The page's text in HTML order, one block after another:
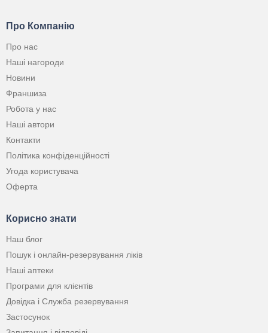
Про Компанію
Про нас
Наші нагороди
Новини
Франшиза
Робота у нас
Наші автори
Контакти
Політика конфіденційності
Угода користувача
Оферта
Корисно знати
Наш блог
Пошук і онлайн-резервування ліків
Наші аптеки
Програми для клієнтів
Довідка і Служба резервування
Застосунок